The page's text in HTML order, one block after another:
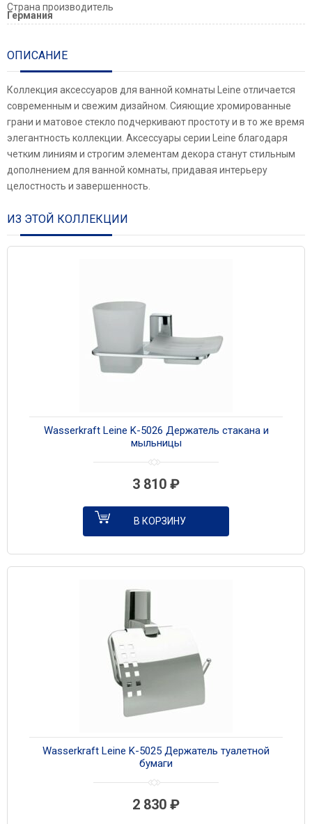
Страна производитель
Германия
ОПИСАНИЕ
Коллекция аксессуаров для ванной комнаты Leine отличается
современным и свежим дизайном. Сияющие хромированные
грани и матовое стекло подчеркивают простоту и в то же время
элегантность коллекции. Аксессуары серии Leine благодаря
четким линиям и строгим элементам декора станут стильным
дополнением для ванной комнаты, придавая интерьеру
целостность и завершенность.
ИЗ ЭТОЙ КОЛЛЕКЦИИ
Wasserkraft Leine K-5026 Держатель стакана и
мыльницы
3 810 ₽
В КОРЗИНУ
Wasserkraft Leine K-5025 Держатель туалетной
бумаги
2 830 ₽